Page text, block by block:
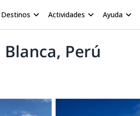
Destinos Actividades Ayuda
Perú